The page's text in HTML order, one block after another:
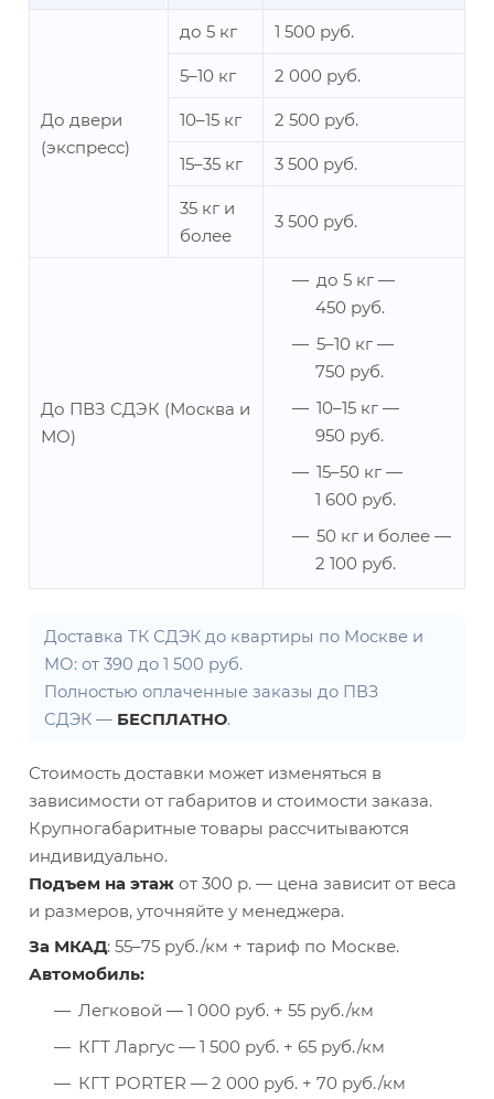
До двери
(экспресс)
до 5 кг 1 500 руб.
5–10 кг 2 000 руб.
10–15 кг 2 500 руб.
15–35 кг 3 500 руб.
35 кг и
более
3 500 руб.
До ПВЗ СДЭК (Москва и
МО)
до 5 кг —
450 руб.
5–10 кг —
750 руб.
10–15 кг —
950 руб.
15–50 кг —
1 600 руб.
50 кг и более —
2 100 руб.
Доставка ТК СДЭК до квартиры по Москве и
МО: от 390 до 1 500 руб.
Полностью оплаченные заказы до ПВЗ
СДЭК — БЕСПЛАТНО.
Стоимость доставки может изменяться в
зависимости от габаритов и стоимости заказа.
Крупногабаритные товары рассчитываются
индивидуально.
Подъем на этаж от 300 р. — цена зависит от веса
и размеров, уточняйте у менеджера.
За МКАД: 55–75 руб./км + тариф по Москве.
Автомобиль:
Легковой — 1 000 руб. + 55 руб./км
КГТ Ларгус — 1 500 руб. + 65 руб./км
КГТ PORTER — 2 000 руб. + 70 руб./км